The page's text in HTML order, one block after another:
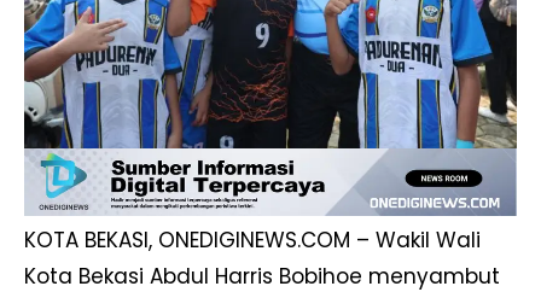
KOTA BEKASI, ONEDIGINEWS.COM – Wakil Wali
Kota Bekasi Abdul Harris Bobihoe menyambut